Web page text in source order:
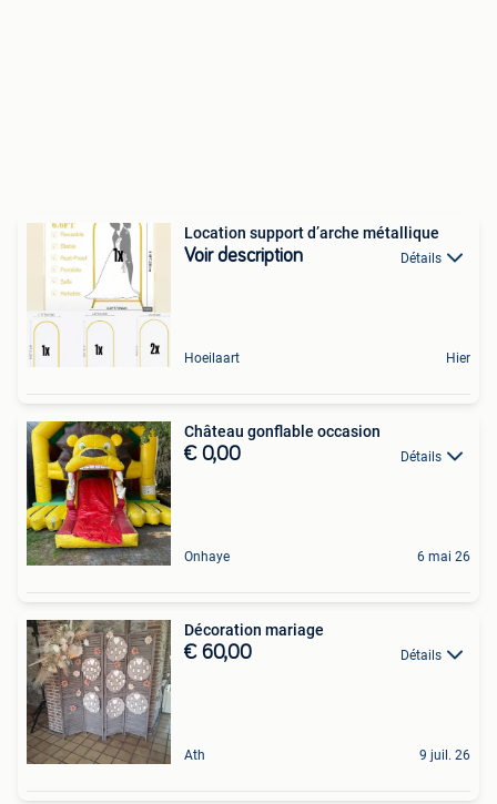
Location support d’arche métallique
Voir description Détails
Hoeilaart Hier
Château gonflable occasion
€ 0,00 Détails
Onhaye 6 mai 26
Décoration mariage
€ 60,00 Détails
Ath 9 juil. 26